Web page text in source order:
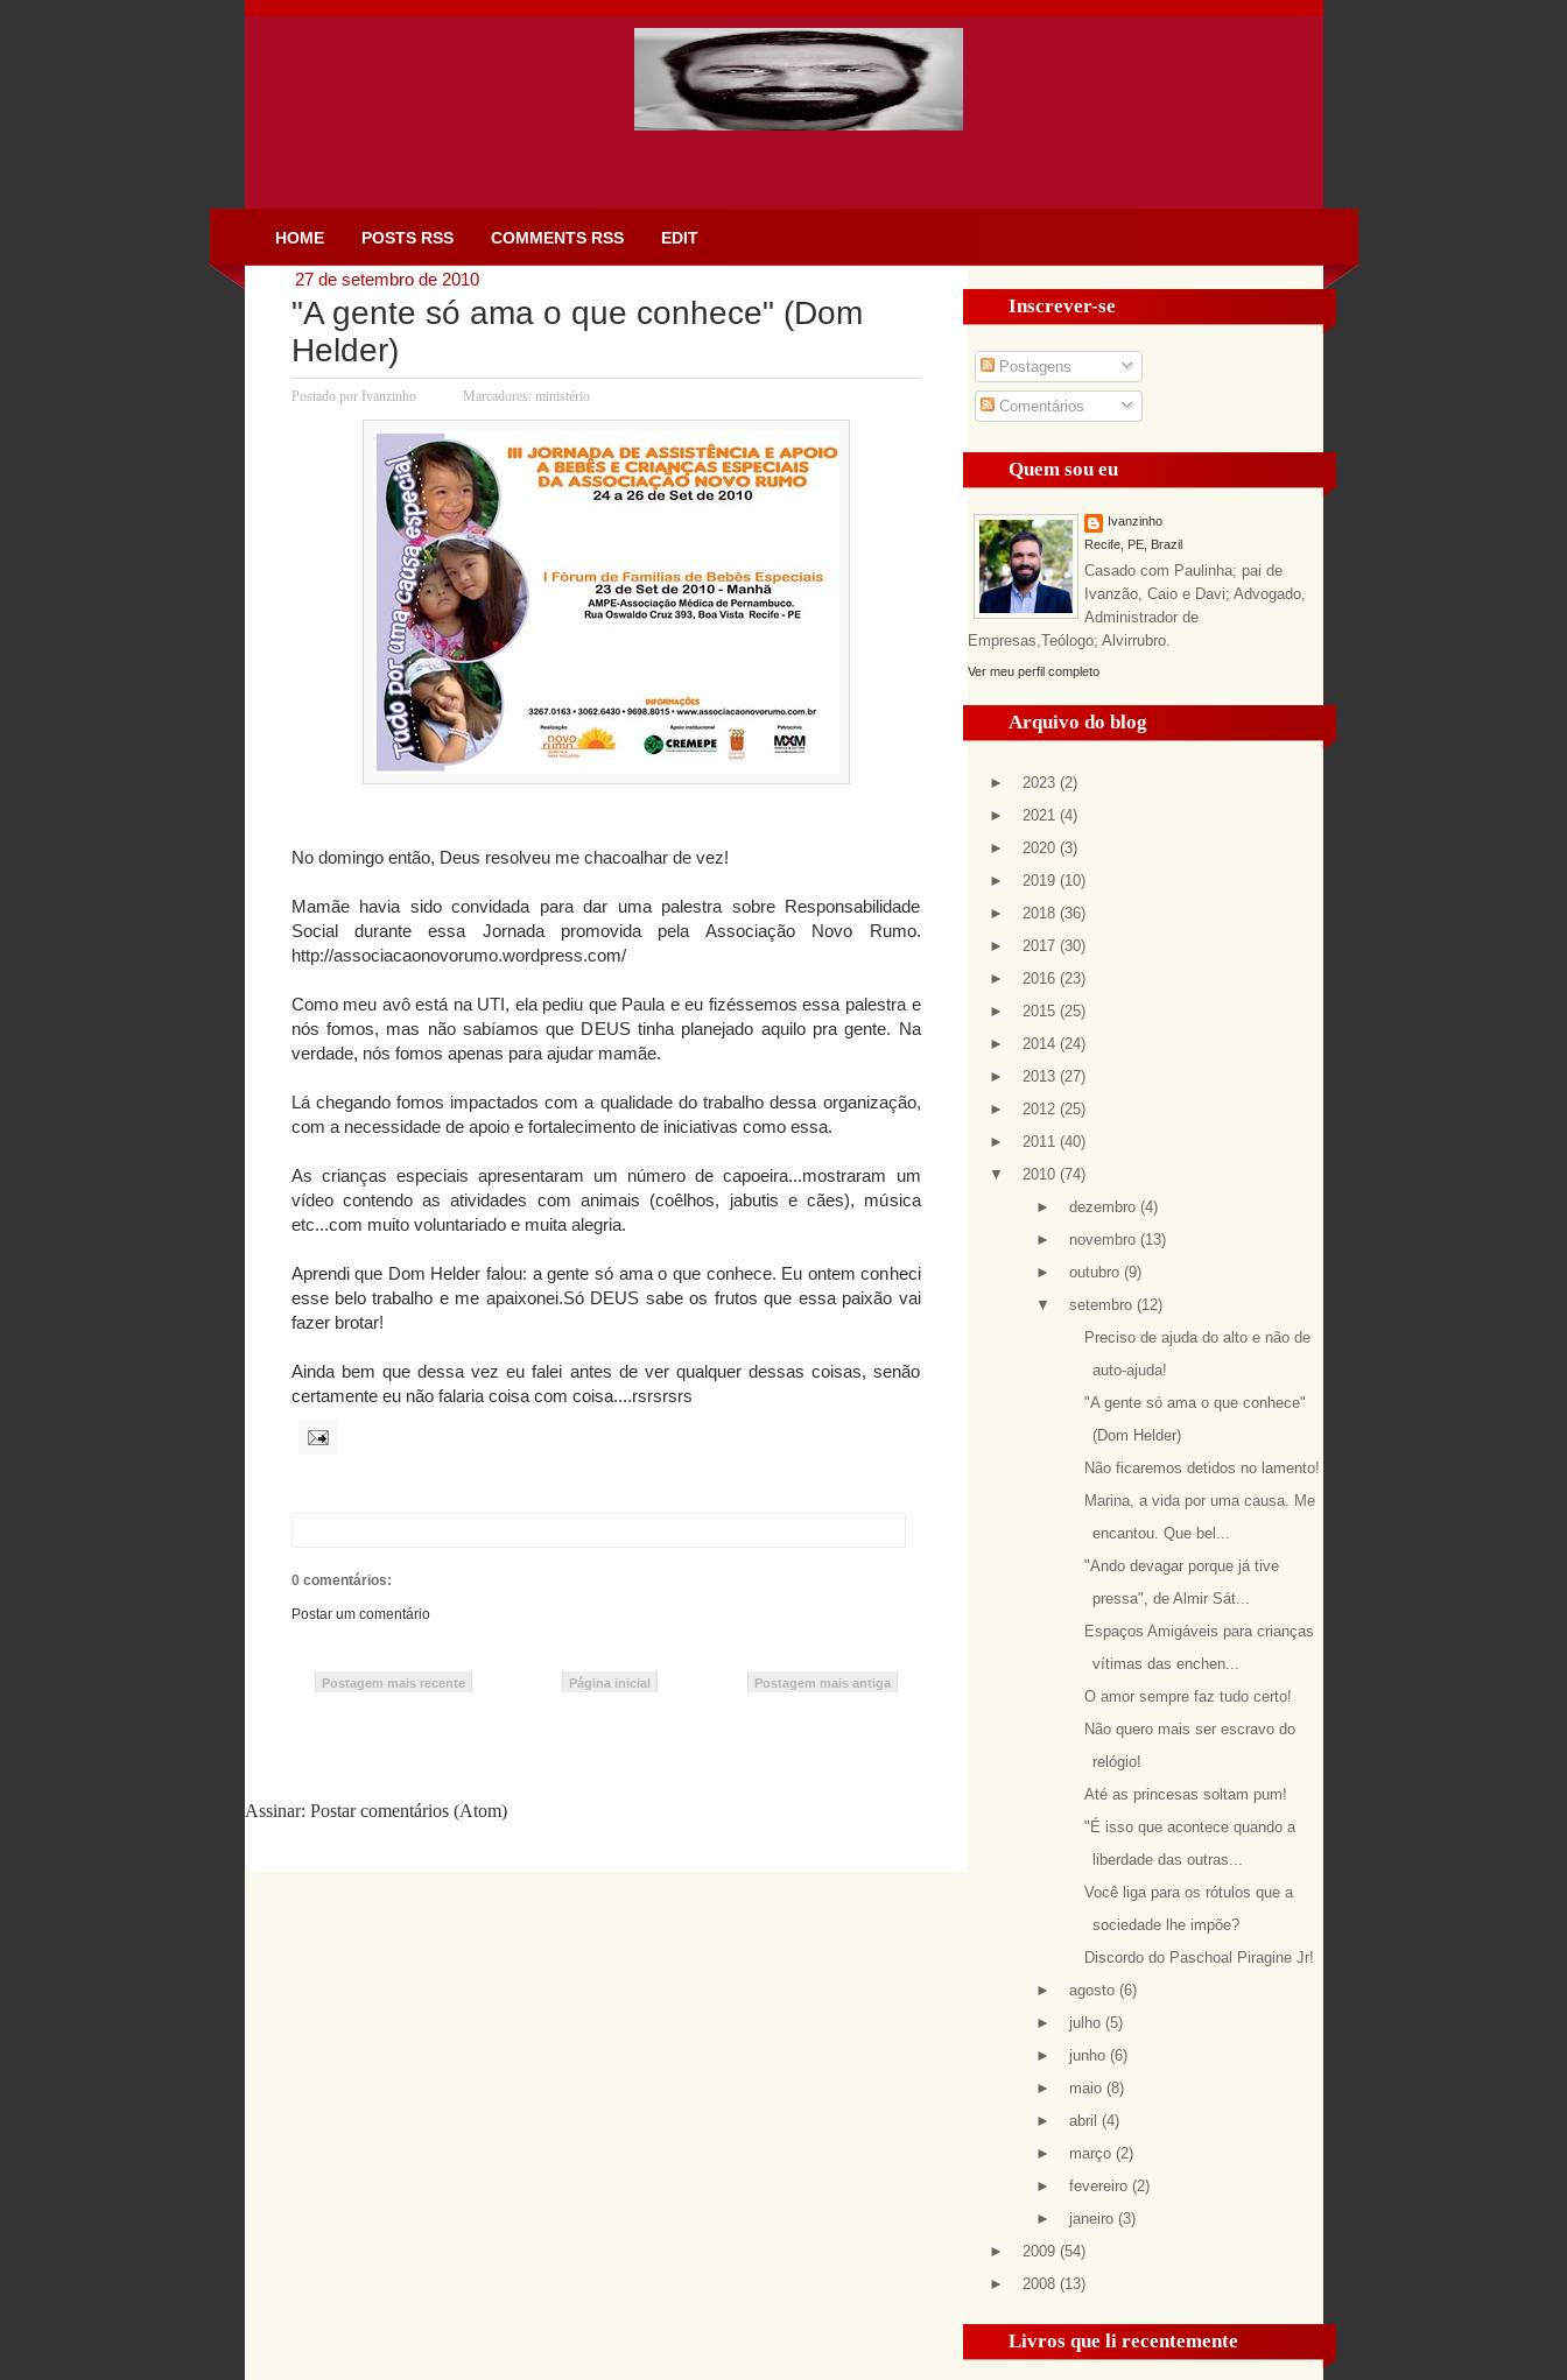
HOME POSTS RSS COMMENTS RSS EDIT
27 de setembro de 2010
"A gente só ama o que conhece" (Dom
Helder)
Postado por Ivanzinho Marcadores: ministério
No domingo então, Deus resolveu me chacoalhar de vez!
Mamãe havia sido convidada para dar uma palestra sobre Responsabilidade
Social durante essa Jornada promovida pela Associação Novo Rumo.
http://associacaonovorumo.wordpress.com/
Como meu avô está na UTI, ela pediu que Paula e eu fizéssemos essa palestra e
nós fomos, mas não sabíamos que DEUS tinha planejado aquilo pra gente. Na
verdade, nós fomos apenas para ajudar mamãe.
Lá chegando fomos impactados com a qualidade do trabalho dessa organização,
com a necessidade de apoio e fortalecimento de iniciativas como essa.
As crianças especiais apresentaram um número de capoeira...mostraram um
vídeo contendo as atividades com animais (coêlhos, jabutis e cães), música
etc...com muito voluntariado e muita alegria.
Aprendi que Dom Helder falou: a gente só ama o que conhece. Eu ontem conheci
esse belo trabalho e me apaixonei.Só DEUS sabe os frutos que essa paixão vai
fazer brotar!
Ainda bem que dessa vez eu falei antes de ver qualquer dessas coisas, senão
certamente eu não falaria coisa com coisa....rsrsrsrs
0 comentários:
Postar um comentário
Postagem mais recente Postagem mais antiga
Página inicial
Assinar: Postar comentários (Atom)
Inscrever-se
Postagens
Comentários
Quem sou eu
Ivanzinho
Recife, PE, Brazil
Casado com Paulinha; pai de
Ivanzão, Caio e Davi; Advogado,
Administrador de
Empresas,Teólogo; Alvirrubro.
Ver meu perfil completo
Arquivo do blog
► 2023 (2)
►
2021 (4)
►
2020 (3)
►
2019 (10)
►
2018 (36)
►
2017 (30)
►
2016 (23)
►
2015 (25)
►
2014 (24)
►
2013 (27)
►
2012 (25)
►
2011 (40)
▼
2010 (74)
►
dezembro(4)
►
novembro(13)
►
outubro(9)
▼
setembro(12)
Preciso de ajuda do alto e não de
auto-ajuda!
"A gente só ama o que conhece"
(Dom Helder)
Não ficaremos detidos no lamento!
Marina, a vida por uma causa. Me
encantou. Que bel...
"Ando devagar porque já tive
pressa", de Almir Sát...
Espaços Amigáveis para crianças
vítimas das enchen...
O amor sempre faz tudo certo!
Não quero mais ser escravo do
relógio!
Até as princesas soltam pum!
"É isso que acontece quando a
liberdade das outras...
Você liga para os rótulos que a
sociedade lhe impõe?
Discordo do Paschoal Piragine Jr!
►
agosto(6)
►
julho(5)
►
junho(6)
►
maio(8)
►
abril(4)
►
março(2)
►
fevereiro(2)
►
janeiro(3)
►
2009 (54)
►
2008 (13)
Livros que li recentemente